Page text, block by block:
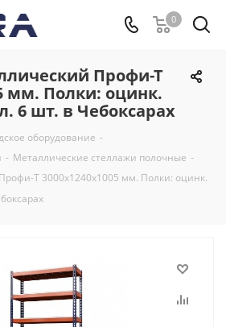
0
Профи-Т
мм. Полки: оцинк.
6 шт. в Чебоксарах
оборудование -
- Металлические стеллажи полочные -
Т 3000x1240x1005 мм. Полки: оцинк.